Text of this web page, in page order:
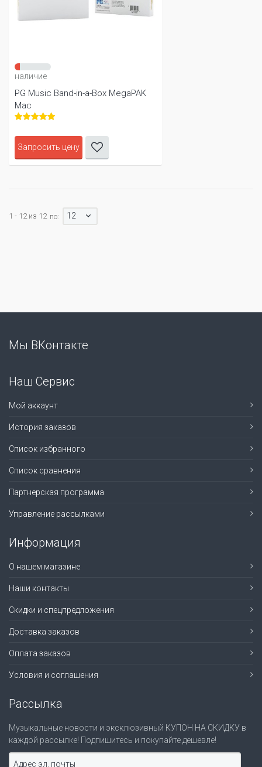
наличие
PG Music Band-in-a-Box MegaPAK
Mac
Запросить цену
1 - 12 из 12 по: 12
Мы ВКонтакте
Наш Сервис
Мой аккаунт
История заказов
Список избранного
Список сравнения
Партнерская программа
Управление рассылками
Информация
О нашем магазине
Наши контакты
Скидки и спецпредложения
Доставка заказов
Оплата заказов
Условия и соглашения
Рассылка
Музыкальные новости и эксклюзивный КУПОН НА СКИДКУ в
каждой рассылке! Подпишитесь и покупайте дешевле!